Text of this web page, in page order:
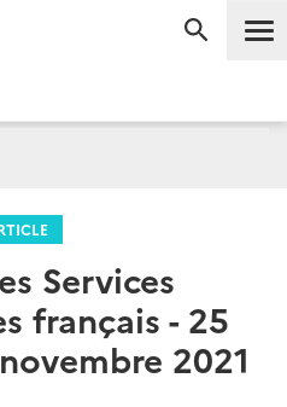
Services
français - 25
2021